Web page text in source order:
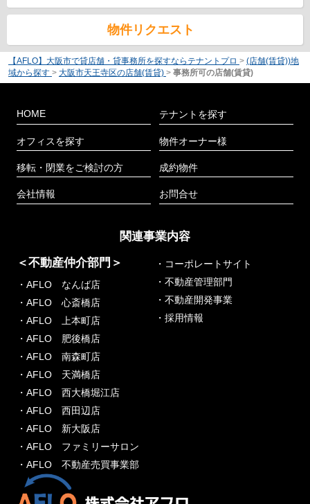
物件リクエスト
【AFLO】大阪市で貸店舗・貸事務所を探すならテナントプロ > (店舗(賃貸))地
域から探す > 大阪市天王寺区の店舗(賃貸) > 事務所可の店舗(賃貸)
HOME
オフィスを探す
移転・閉業をご検討の方
会社情報
テナントを探す
物件オーナー様
成約物件
お問合せ
関連事業内容
＜不動産仲介部門＞
・AFLO なんば店
・AFLO 心斎橋店
・AFLO 上本町店
・AFLO 肥後橋店
・AFLO 南森町店
・AFLO 天満橋店
・AFLO 西大橋堀江店
・AFLO 西田辺店
・AFLO 新大阪店
・AFLO ファミリーサロン
・AFLO 不動産売買事業部
・コーポレートサイト
・不動産管理部門
・不動産開発事業
・採用情報